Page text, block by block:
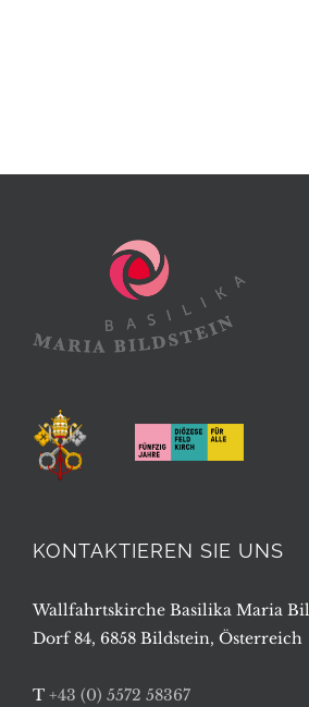
KONTAKTIEREN SIE UNS
Wallfahrtskirche Basilika Maria
Dorf 84, 6858 Bildstein, Österreich
T +43 (0) 5572 58367